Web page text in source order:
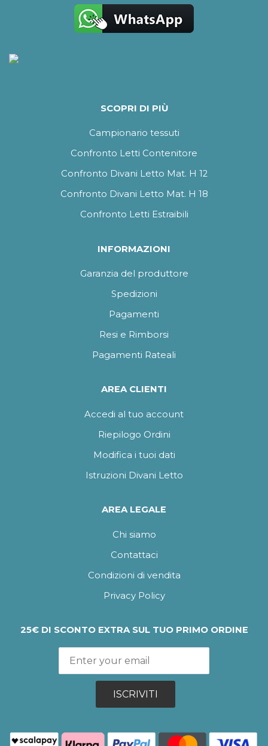
SCOPRI DI PIÙ
Campionario tessuti
Confronto Letti Contenitore
Confronto Divani Letto Mat. H 12
Confronto Divani Letto Mat. H 18
Confronto Letti Estraibili
INFORMAZIONI
Garanzia del produttore
Spedizioni
Pagamenti
Resi e Rimborsi
Pagamenti Rateali
AREA CLIENTI
Accedi al tuo account
Riepilogo Ordini
Modifica i tuoi dati
Istruzioni Divani Letto
AREA LEGALE
Chi siamo
Contattaci
Condizioni di vendita
Privacy Policy
25€ DI SCONTO EXTRA SUL TUO PRIMO ORDINE
ISCRIVITI